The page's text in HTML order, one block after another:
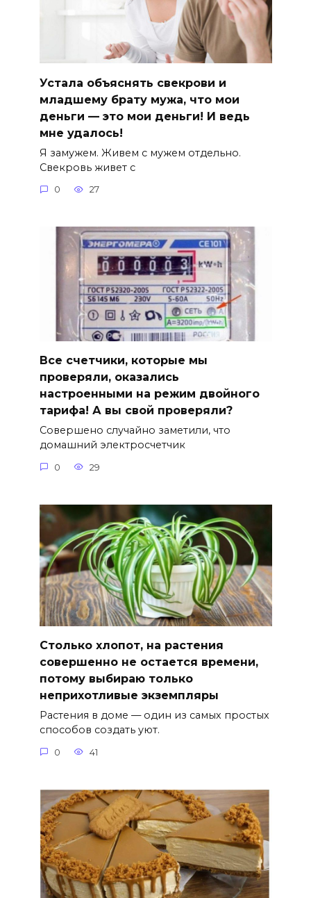
Устала объяснять свекрови и
младшему брату мужа, что мои
деньги — это мои деньги! И ведь
мне удалось!
Я замужем. Живем с мужем отдельно.
Свекровь живет с
0 27
Все счетчики, которые мы
проверяли, оказались
настроенными на режим двойного
тарифа! А вы свой проверяли?
Совершено случайно заметили, что
домашний электросчетчик
0 29
Столько хлопот, на растения
совершенно не остается времени,
потому выбираю только
неприхотливые экземпляры
Растения в доме — один из самых простых
способов создать уют.
0 41